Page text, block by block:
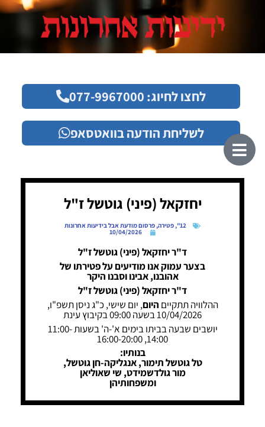
לחצו לחיוג: 077-9967000
לשליחת הודעה בוואטסאפ
יחזקאל (פיני) גוטשל ז"ל
12"
,פטירה,פרסום מודעת אבל בידיעות אחרונות
10/04/2026
ד"ר יחזקאל (פיני) גוטשל ז"ל
בצער עמוק אנו מודיעים על פטירתו של
אהובנו, אבינו וסבנו היקר
ד"ר יחזקאל (פיני) גוטשל ז"ל
ההלוויה תתקיים היום, יום שישי, כ"ג ניסן תשפ"ו,
10/04/2026 בשעה 09:00 בקיבוץ עינת
יושבים שבעה בביתו בימים א'-ה' בשעות 11:00-
14:00, 16:00-20:00
בנותיו:
טל גוטשל תימור, אנגליקה-חן גוטשל,
מור גולדשמידט, שי שאוליאן
ומשפחותיהן